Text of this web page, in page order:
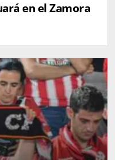
en el Zamora